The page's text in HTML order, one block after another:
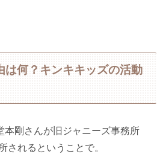
は何？キンキキッズの活動
本剛さんが旧ジャニーズ事務所
されるということで。